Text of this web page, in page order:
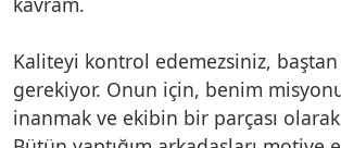
Kaliteyi kontrol edemezsiniz, baştan
gerekiyor. Onun için, benim
inanmak ve ekibin bir parçası olarak